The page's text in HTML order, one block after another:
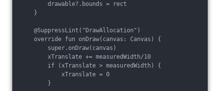
        drawable?.bounds = rect
    }
    @SuppressLint("DrawAllocation")
    override fun onDraw(canvas: Canvas) {
        super.onDraw(canvas)
        xTranslate += measuredWidth/10
        if (xTranslate > measuredWidth) {
            xTranslate = 0
        }